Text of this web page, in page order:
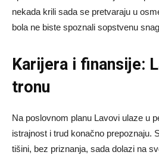
nekada krili sada se pretvaraju u
bola ne biste spoznali sopstvenu
Karijera i finansije:
tronu
Na poslovnom planu Lavovi ulaze u
istrajnost i trud konačno prepoznaju.
tišini, bez priznanja, sada dolazi na